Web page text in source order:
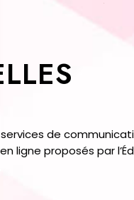
de
ligne proposés par